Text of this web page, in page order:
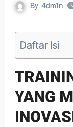
By 4dm1n
Daftar Isi
YANG